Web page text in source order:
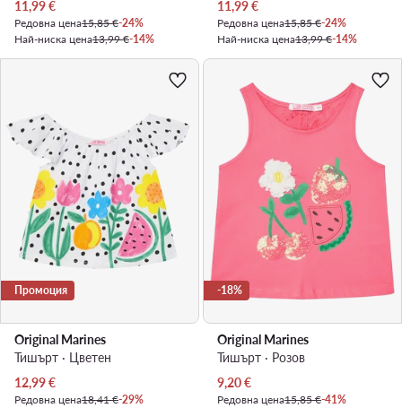
Актуална цена
11,99€
Редовна цена15,85 €-24%
Най-ниска цена13,99 €-14%
Актуална цена
11,99€
Редовна цена15,85 €-24%
Най-ниска цена13,99 €-14%
Промоция
Original Marines
Тишърт · Цветен
Актуална цена
12,99€
Редовна цена18,41 €-29%
-18%
Original Marines
Тишърт · Розов
Актуална цена
9,20€
Редовна цена15,85 €-41%